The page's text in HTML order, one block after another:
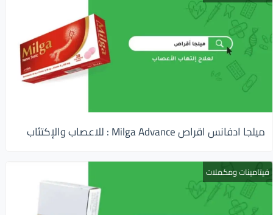
ميلجا ادفانس اقراص Milga Advance : للاعصاب والإكتئاب
فيتامينات ومكملات